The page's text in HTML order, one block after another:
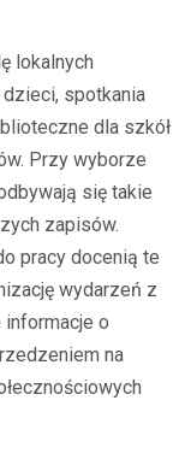
lokalnych
spotkania
dla szkół
Przy wyborze
się takie
zapisów.
pracy docenią te
wydarzeń z
o
na